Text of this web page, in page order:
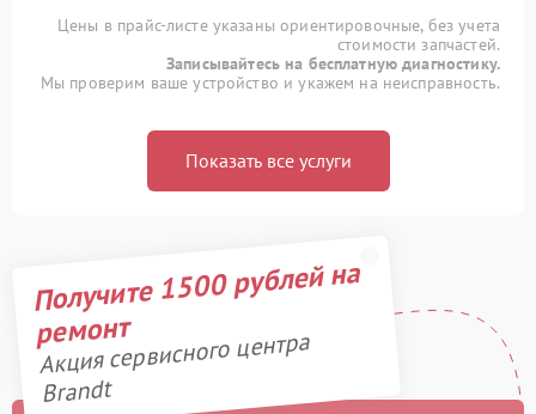
Цены в прайс-листе указаны ориентировочные, без учета
стоимости запчастей.
Записывайтесь на бесплатную диагностику.
Мы проверим ваше устройство и укажем на неисправность.
Показать все услуги
Получите 1500 рублей на
ремонт
Акция сервисного центра
Brandt